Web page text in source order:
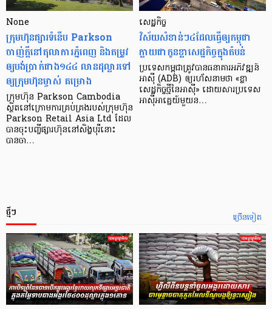
None
ក្រុមហ៊ុនផ្សារទំនើប Parkson
ចាញ់ក្ដីនៅតុលាការភ្នំពេញ និងតម្រូវ
ឲ្យបង់ប្រាក់ជាង១៤៤ លានដុល្លារទៅ
ឲ្យក្រុមហ៊ុនម្ចាស់ គម្រោង
ក្រុមហ៊ុន Parkson Cambodia
ស្ថិតនៅក្រោមការគ្រប់គ្រងរបស់ក្រុមហ៊ុន
Parkson Retail Asia Ltd ដែល
បានចុះបញ្ចីផ្សារហ៊ុននៅសិង្ហបុរីនោះ
បានចា…
សេដ្ឋកិច្ច​
វិស័យ​សំខាន់ៗ​៤​ដែល​ធ្វើ​ឲ្យ​កម្ពុជា​
ក្លាយ​ជា​កូន​ខ្លា​សេដ្ឋកិច្ច​ក្នុង​តំបន់
ប្រទេស​កម្ពុជា​ត្រូវ​បាន​ធនាគារ​អភិវឌ្ឍន៍​
អាស៊ី (ADB) ឲ្យ​រហ័ស​នាមថា «ខ្លា​
សេដ្ឋកិច្ច​ថ្មី​នៃ​អាស៊ី» ដោយសារ​ប្រទេស​
អាស៊ី​អាគ្នេយ៍​មួយ​ន…
ច្រើនទៀត
ថ្មីៗ